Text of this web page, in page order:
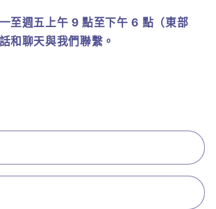
至週五上午 9 點至下午 6 點（東部
和聊天與我們聯繫。